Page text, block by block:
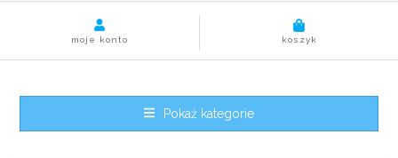
koszyk
moje konto
Pokaż kategorie